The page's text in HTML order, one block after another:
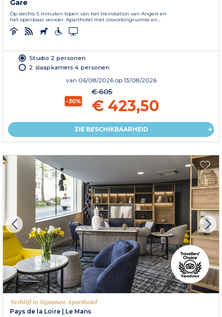
Gare
Op slechts 5 minuten lopen van het treinstation van Angers en
het openbaar vervoer. Aparthotel met coworkingruimte en...
Studio 2 personen
2 slaapkamers 4 personen
van 06/08/2026 op 13/08/2026
-30%
€ 605
€ 423,50
ZIE BESCHIKBAARHEID
Verblijf in Signature Aparthotel
Pays de la Loire
Le Mans